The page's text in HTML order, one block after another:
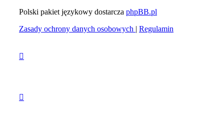
Polski pakiet językowy dostarcza phpBB.pl
Zasady ochrony danych osobowych | Regulamin